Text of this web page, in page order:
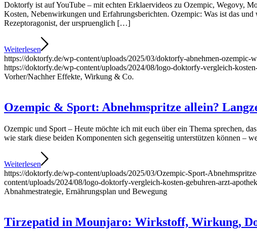
Doktorfy ist auf YouTube – mit echten Erklaervideos zu Ozempic, Wegovy,
Kosten, Nebenwirkungen und Erfahrungsberichten. Ozempic: Was ist das
Rezeptoragonist, der urspruenglich […]
Weiterlesen
https://doktorfy.de/wp-content/uploads/2025/03/doktorfy-abnehmen-
https://doktorfy.de/wp-content/uploads/2024/08/logo-doktorfy-vergleich-
Vorher/Nachher Effekte, Wirkung & Co.
Ozempic & Sport: Abnehmspritze allein?
Ozempic und Sport – Heute möchte ich mit euch über ein Thema sprechen,
wie stark diese beiden Komponenten sich gegenseitig unterstützen können
Weiterlesen
https://doktorfy.de/wp-content/uploads/2025/03/Ozempic-Sport-
content/uploads/2024/08/logo-doktorfy-vergleich-kosten-gebuhren-arzt-
Abnahmestrategie, Ernährungsplan und Bewegung
Tirzepatid in Mounjaro: Wirkstoff, Wirkung,